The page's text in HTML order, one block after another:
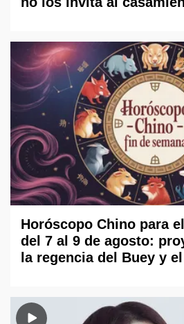
Horóscopo Chino para
del 7 al 9 de agosto:
la regencia del Buey y